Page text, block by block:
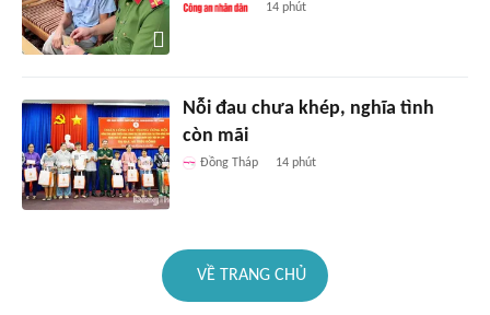
14 phút
Nỗi đau chưa khép, nghĩa tình
còn mãi
Đồng Tháp 14 phút
VỀ TRANG CHỦ